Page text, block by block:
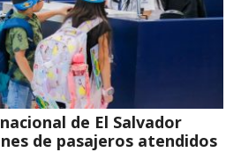
de El Salvador
de pasajeros atendidos